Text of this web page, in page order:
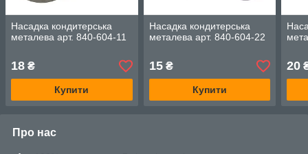
Насадка кондитерська
металева арт. 840-604-11
18 ₴
Купити
Насадка кондитерська
металева арт. 840-604-22
15₴
Купити
20
Про нас